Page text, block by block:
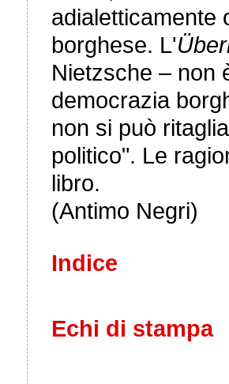
adialetticamente
borghese. L'
Nietzsche – non
democrazia
non si può
politico". Le
libro.
(Antimo Negri)
Indice
Echi di stampa